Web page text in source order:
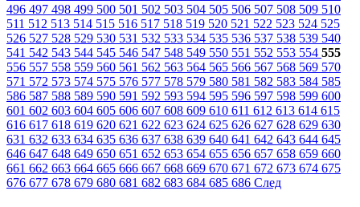
496 497 498 499 500 501 502 503 504 505 506 507 508 509 510
511 512 513 514 515 516 517 518 519 520 521 522 523 524 525
526 527 528 529 530 531 532 533 534 535 536 537 538 539 540
541 542 543 544 545 546 547 548 549 550 551 552 553 554 555
556 557 558 559 560 561 562 563 564 565 566 567 568 569 570
571 572 573 574 575 576 577 578 579 580 581 582 583 584 585
586 587 588 589 590 591 592 593 594 595 596 597 598 599 600
601 602 603 604 605 606 607 608 609 610 611 612 613 614 615
616 617 618 619 620 621 622 623 624 625 626 627 628 629 630
631 632 633 634 635 636 637 638 639 640 641 642 643 644 645
646 647 648 649 650 651 652 653 654 655 656 657 658 659 660
661 662 663 664 665 666 667 668 669 670 671 672 673 674 675
676 677 678 679 680 681 682 683 684 685 686 След